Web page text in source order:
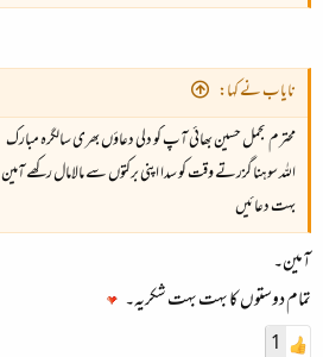
نایاب نے کہا:
محترم تجمل حسین بھائی آپ کو دلی دعاؤں بھری سالگرہ مبارک
اللہ سوہنا گزرتے وقت کو سدا اپنی برکتوں سے مالامال رکھے آمین
بہت دعائیں
آمین۔
تمام دوستوں کا بہت بہت شکریہ۔
1